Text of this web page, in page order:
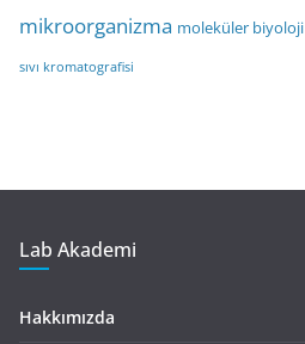
mikroorganizma moleküler biyoloji
sıvı kromatografisi
Lab Akademi
Hakkımızda